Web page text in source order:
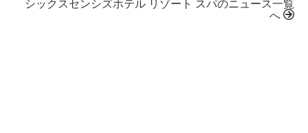
へ